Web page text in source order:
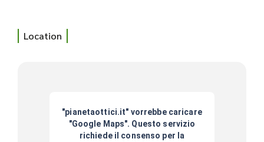
Location